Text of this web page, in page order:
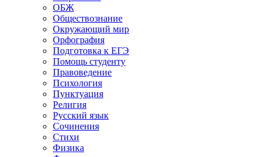
ОБЖ
Обществознание
Окружающий мир
Орфография
Подготовка к ЕГЭ
Помощь студенту
Правоведение
Психология
Пунктуация
Религия
Русский язык
Сочинения
Стихи
Физика